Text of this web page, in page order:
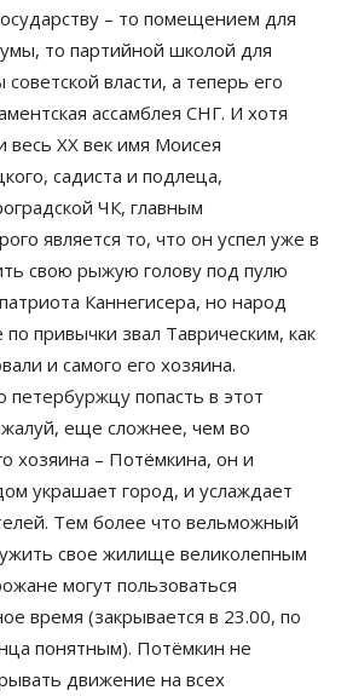
– то помещением для
то партийной школой для
власти, а теперь его
ассамблея СНГ. И хотя
весь XX век имя Моисея
садиста и подлеца,
ЧК, главным
является то, что он успел уже в
свою рыжую голову под пулю
Каннегисера, но народ
привычки звал Таврическим, как
и самого его хозяина.
петербуржцу попасть в этот
еще сложнее, чем во
хозяина – Потёмкина, он и
украшает город, и услаждает
Тем более что вельможный
свое жилище великолепным
могут пользоваться
время (закрывается в 23.00, по
понятным). Потёмкин не
движение на всех